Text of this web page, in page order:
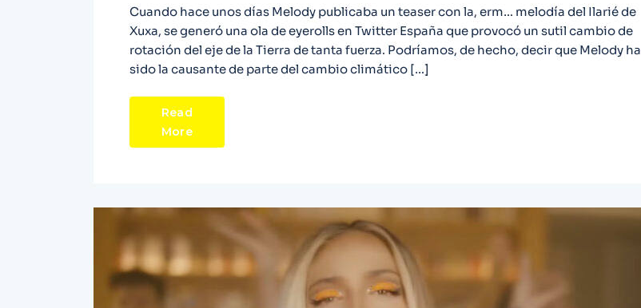
Cuando hace unos días Melody publicaba un teaser con la, erm… melodía del Ilarié de
Xuxa, se generó una ola de eyerolls en Twitter España que provocó un sutil cambio de
rotación del eje de la Tierra de tanta fuerza. Podríamos, de hecho, decir que Melody ha
sido la causante de parte del cambio climático […]
Read
More